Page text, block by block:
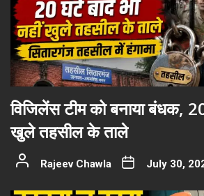
विजिलेंस टीम को बनाया बंधक,
खुले तहसील के ताले
Rajeev Chawla July 30,